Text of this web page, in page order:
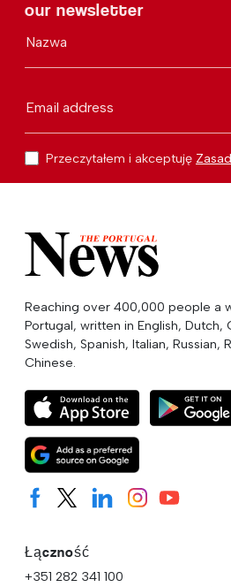
our newsletter
Nazwa
Email address
Przeczytałem i akceptuję
Reaching over 400,000 people a
Portugal, written in English, Dutch,
Swedish, Spanish, Italian, Russian,
Chinese.
Łączność
+351 282 341 100